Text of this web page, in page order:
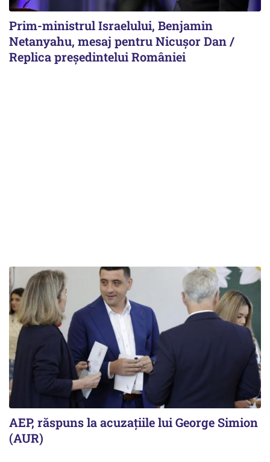
Prim-ministrul Israelului, Benjamin
Netanyahu, mesaj pentru Nicușor Dan /
Replica președintelui României
AEP, răspuns la acuzațiile lui George Simion
(AUR)